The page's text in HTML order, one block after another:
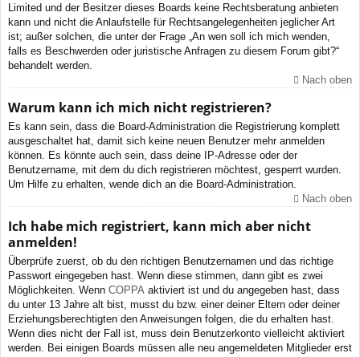
Limited und der Besitzer dieses Boards keine Rechtsberatung anbieten
kann und nicht die Anlaufstelle für Rechtsangelegenheiten jeglicher Art
ist; außer solchen, die unter der Frage „An wen soll ich mich wenden,
falls es Beschwerden oder juristische Anfragen zu diesem Forum gibt?“
behandelt werden.
Nach oben
Warum kann ich mich nicht registrieren?
Es kann sein, dass die Board-Administration die Registrierung komplett
ausgeschaltet hat, damit sich keine neuen Benutzer mehr anmelden
können. Es könnte auch sein, dass deine IP-Adresse oder der
Benutzername, mit dem du dich registrieren möchtest, gesperrt wurden.
Um Hilfe zu erhalten, wende dich an die Board-Administration.
Nach oben
Ich habe mich registriert, kann mich aber nicht
anmelden!
Überprüfe zuerst, ob du den richtigen Benutzernamen und das richtige
Passwort eingegeben hast. Wenn diese stimmen, dann gibt es zwei
Möglichkeiten. Wenn COPPA aktiviert ist und du angegeben hast, dass
du unter 13 Jahre alt bist, musst du bzw. einer deiner Eltern oder deiner
Erziehungsberechtigten den Anweisungen folgen, die du erhalten hast.
Wenn dies nicht der Fall ist, muss dein Benutzerkonto vielleicht aktiviert
werden. Bei einigen Boards müssen alle neu angemeldeten Mitglieder erst